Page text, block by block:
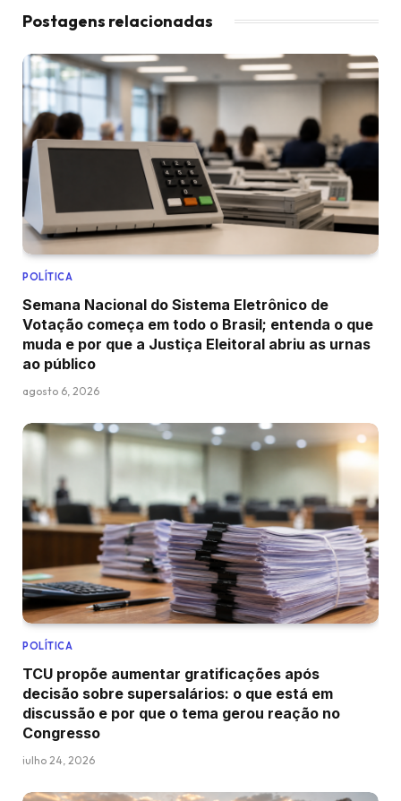
Postagens relacionadas
POLÍTICA
Semana Nacional do Sistema Eletrônico de
Votação começa em todo o Brasil; entenda o que
muda e por que a Justiça Eleitoral abriu as urnas
ao público
agosto 6, 2026
POLÍTICA
TCU propõe aumentar gratificações após
decisão sobre supersalários: o que está em
discussão e por que o tema gerou reação no
Congresso
julho 24, 2026